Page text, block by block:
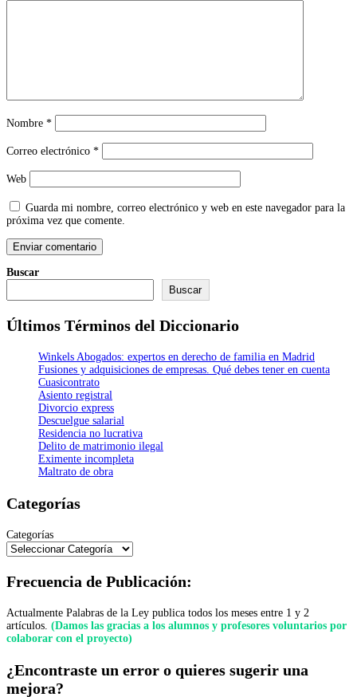
Nombre *
Correo electrónico *
Web
Guarda mi nombre, correo electrónico y web en este navegador para la
próxima vez que comente.
Buscar
Buscar
Últimos Términos del Diccionario
Winkels Abogados: expertos en derecho de familia en Madrid
Fusiones y adquisiciones de empresas. Qué debes tener en cuenta
Cuasicontrato
Asiento registral
Divorcio express
Descuelgue salarial
Residencia no lucrativa
Delito de matrimonio ilegal
Eximente incompleta
Maltrato de obra
Categorías
Categorías
Frecuencia de Publicación:
Actualmente Palabras de la Ley publica todos los meses entre 1 y 2
artículos. (Damos las gracias a los alumnos y profesores voluntarios por
colaborar con el proyecto)
¿Encontraste un error o quieres sugerir una
mejora?